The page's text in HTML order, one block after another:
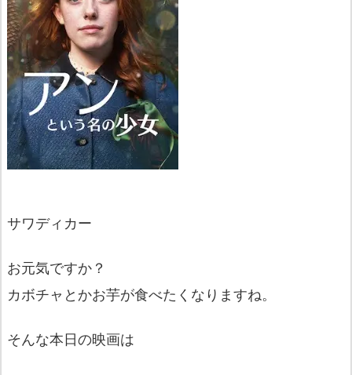
サワディカー
お元気ですか？
カボチャとかお芋が食べたくなりますね。
そんな本日の映画は